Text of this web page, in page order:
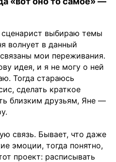
выбираю темы
волнует в данный
мои переживания.
идея, и я не могу о ней
Тогда стараюсь
сделать краткое
близким друзьям, Яне —
связь. Бывает, что даже
эмоции, тогда понятно,
проект: расписывать